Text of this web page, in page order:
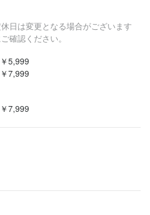
日は変更となる場合がございます
確認ください。
5,999
7,999
7,999